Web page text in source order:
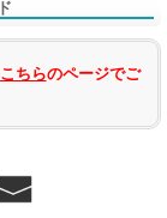
こちらのページでご